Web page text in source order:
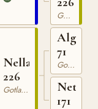
Nella
226
Gotlandsruss
Gotlandsruss
Algo
71
Gotlandsruss
Netta
171